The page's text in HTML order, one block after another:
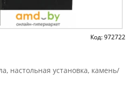
Код: 972722
настольная установка, камень/